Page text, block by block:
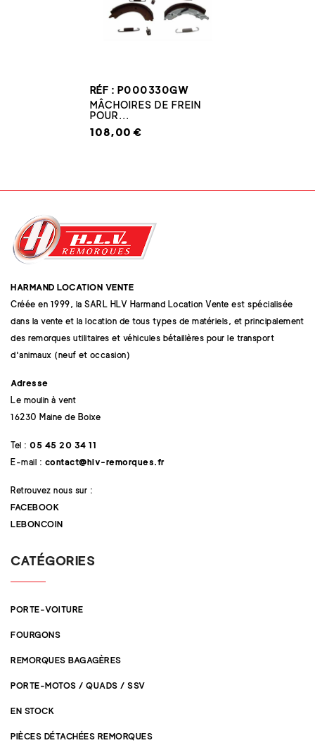
RÉF : P000330GW
MÂCHOIRES DE FREIN
POUR...
108,00 €
HARMAND LOCATION VENTE
Créée en 1999, la SARL HLV Harmand Location Vente est spécialisée
dans la vente et la location de tous types de matériels, et principalement
des remorques utilitaires et véhicules bétaillères pour le transport
d'animaux (neuf et occasion)
Adresse
Le moulin à vent
16230 Maine de Boixe
Tel : 05 45 20 34 11
E-mail : contact@hlv-remorques.fr
Retrouvez nous sur :
FACEBOOK
LEBONCOIN
CATÉGORIES
PORTE-VOITURE
FOURGONS
REMORQUES BAGAGÈRES
PORTE-MOTOS / QUADS / SSV
EN STOCK
PIÈCES DÉTACHÉES REMORQUES